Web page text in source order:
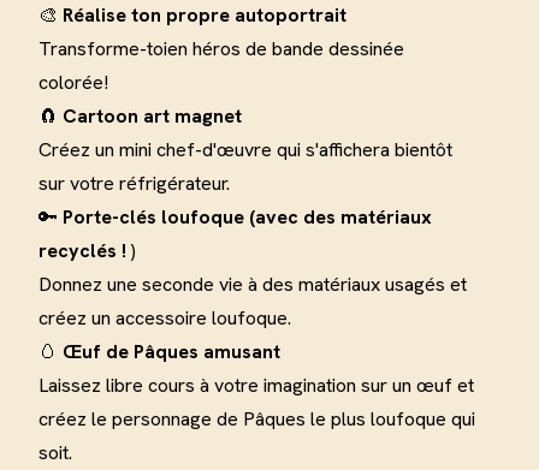
🎨 Réalise ton propre autoportrait
Transforme-toien héros de bande dessinée
colorée!
🧲 Cartoon art magnet
Créez un mini chef-d'œuvre qui s'affichera bientôt
sur votre réfrigérateur.
🔑 Porte-clés loufoque (avec des matériaux
recyclés ! )
Donnez une seconde vie à des matériaux usagés et
créez un accessoire loufoque.
🥚 Œuf de Pâques amusant
Laissez libre cours à votre imagination sur un œuf et
créez le personnage de Pâques le plus loufoque qui
soit.